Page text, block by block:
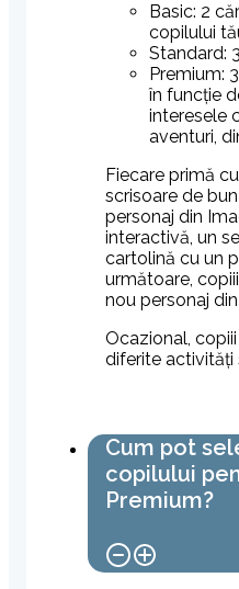
Basic: 2
copilului
Standard:
Premium:
în funcție
interesele
aventuri,
Fiecare primă
scrisoare de
personaj din
interactivă, un
cartolină cu un
următoare,
nou personaj
Ocazional,
diferite activități
Cum pot
copilului
Premium?